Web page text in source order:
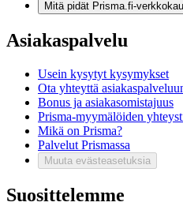
Mitä pidät Prisma.fi-
Asiakaspalvelu
Usein kysytyt kysymykset
Ota yhteyttä
Bonus ja asiakasomistajuus
Prisma-myymälöiden
Mikä on Prisma?
Palvelut Prismassa
Muuta evästeasetuksia
Suosittelemme